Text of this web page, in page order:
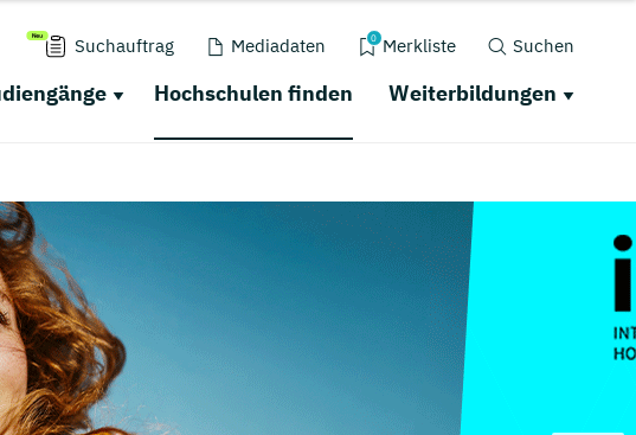
Suchauftrag Mediadaten 0 Merkliste Suchen
Hochschulen finden Weiterbildungen